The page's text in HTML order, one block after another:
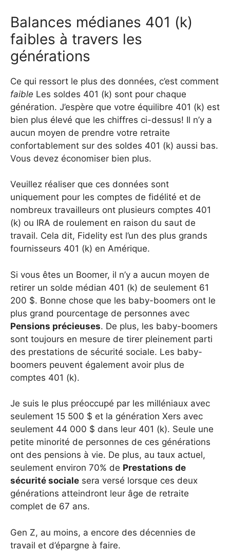
Balances médianes 401 (k)
faibles à travers les
générations
Ce qui ressort le plus des données, c’est comment
faible Les soldes 401 (k) sont pour chaque
génération. J’espère que votre équilibre 401 (k) est
bien plus élevé que les chiffres ci-dessus! Il n’y a
aucun moyen de prendre votre retraite
confortablement sur des soldes 401 (k) aussi bas.
Vous devez économiser bien plus.
Veuillez réaliser que ces données sont
uniquement pour les comptes de fidélité et de
nombreux travailleurs ont plusieurs comptes 401
(k) ou IRA de roulement en raison du saut de
travail. Cela dit, Fidelity est l’un des plus grands
fournisseurs 401 (k) en Amérique.
Si vous êtes un Boomer, il n’y a aucun moyen de
retirer un solde médian 401 (k) de seulement 61
200 $. Bonne chose que les baby-boomers ont le
plus grand pourcentage de personnes avec
Pensions précieuses. De plus, les baby-boomers
sont toujours en mesure de tirer pleinement parti
des prestations de sécurité sociale. Les baby-
boomers peuvent également avoir plus de
comptes 401 (k).
Je suis le plus préoccupé par les milléniaux avec
seulement 15 500 $ et la génération Xers avec
seulement 44 000 $ dans leur 401 (k). Seule une
petite minorité de personnes de ces générations
ont des pensions à vie. De plus, au taux actuel,
seulement environ 70% de Prestations de
sécurité sociale sera versé lorsque ces deux
générations atteindront leur âge de retraite
complet de 67 ans.
Gen Z, au moins, a encore des décennies de
travail et d’épargne à faire.